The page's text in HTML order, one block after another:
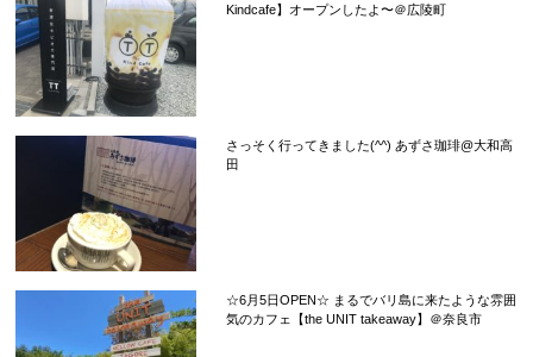
Kindcafe】オープンしたよ〜＠広陵町
さっそく行ってきました(^^) あずさ珈琲@大和高
田
☆6月5日OPEN☆ まるでバリ島に来たような雰囲
気のカフェ【the UNIT takeaway】＠奈良市